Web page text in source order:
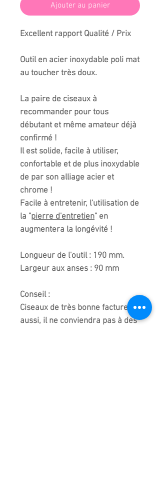
Ajouter au panier
Excellent rapport Qualité / Prix
Outil en acier inoxydable poli mat
au toucher très doux.
La paire de ciseaux à
recommander pour tous
débutant et même amateur déjà
confirmé !
Il est solide, facile à utiliser,
confortable et de plus inoxydable
de par son alliage acier et
chrome !
Facile à entretenir, l'utilisation de
la "pierre d'entretien" en
augmentera la longévité !
Longueur de l'outil : 190 mm.
Largeur aux anses : 90 mm
Conseil :
Ciseaux de très bonne facture,
aussi, il ne conviendra pas à des